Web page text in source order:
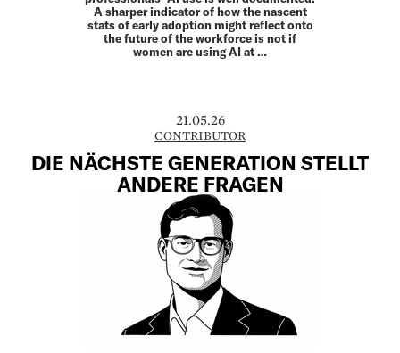
A sharper indicator of how the nascent
stats of early adoption might reflect onto
the future of the workforce is not if
women are using AI at …
21.05.26
CONTRIBUTOR
DIE NÄCHSTE GENERATION STELLT
ANDERE FRAGEN